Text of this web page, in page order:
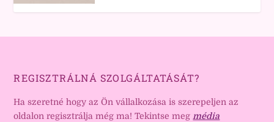
REGISZTRÁLNÁ SZOLGÁLTATÁSÁT?
Ha szeretné hogy az Ön vállalkozása is szerepeljen az
oldalon regisztrálja még ma! Tekintse megmédia